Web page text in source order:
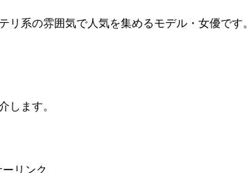
系の雰囲気で人気を集めるモデル・女優です。
ます。
リンク